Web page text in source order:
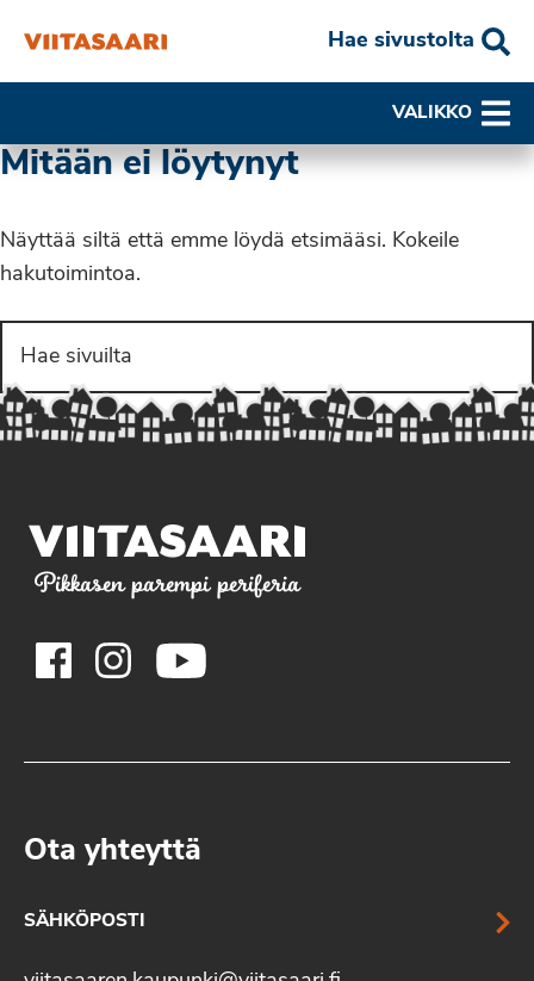
Hae sivustolta
VALIKKO
Mitään ei löytynyt
Näyttää siltä että emme löydä etsimääsi. Kokeile
hakutoimintoa.
Pikkasen parempi periferia
Ota yhteyttä
SÄHKÖPOSTI